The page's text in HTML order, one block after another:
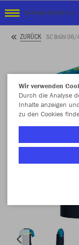
SC Brühl 06/45 e.V.
ZURÜCK SC Brühl 06/
Wir verwenden
Durch die Analyse
Inhalte anzeigen
zu den Cookies